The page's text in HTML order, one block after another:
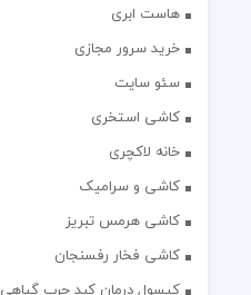
هاست ابری
خرید سرور مجازی
سئو سایت
کاشی استخری
خانه لاکچری
کاشی و سرامیک
کاشی هرمس تبریز
کاشی فخار رفسنجان
کپسول درمان کبد چرب گیاهی